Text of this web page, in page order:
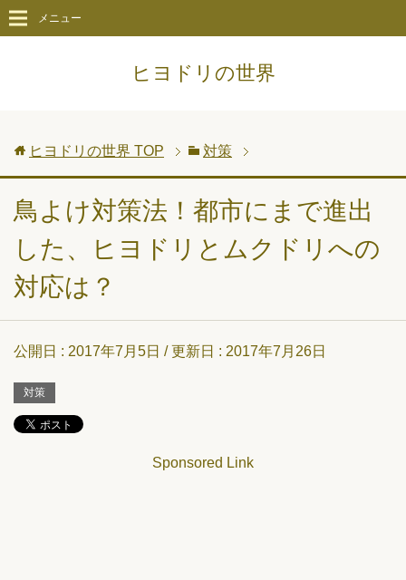
ヒヨドリの世界
メニュー
ヒヨドリの世界 TOP 対策
鳥よけ対策法！都市にまで進出
した、ヒヨドリとムクドリへの
対応は？
公開日 : 2017年7月5日 / 更新日 : 2017年7月26日
対策
Sponsored Link